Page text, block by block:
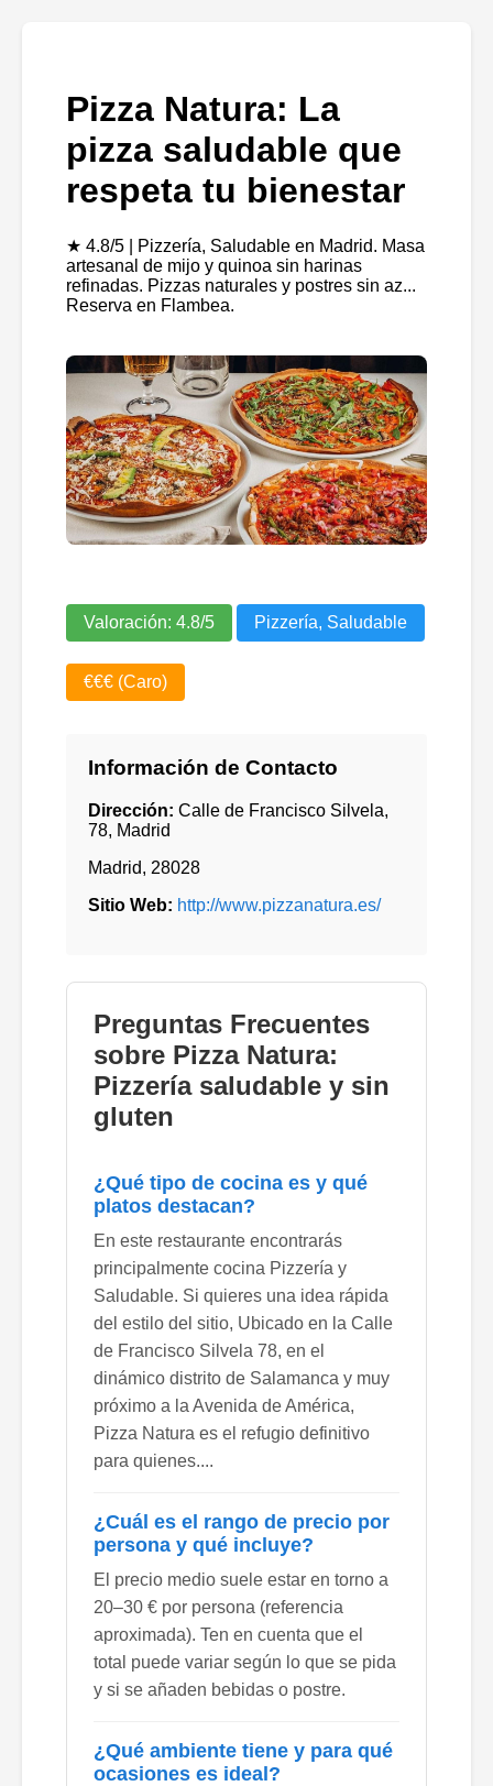
Pizza Natura: La
pizza saludable que
respeta tu bienestar
★ 4.8/5 | Pizzería, Saludable en Madrid. Masa
artesanal de mijo y quinoa sin harinas
refinadas. Pizzas naturales y postres sin az...
Reserva en Flambea.
Valoración: 4.8/5 Pizzería, Saludable
€€€ (Caro)
Información de Contacto
Dirección: Calle de Francisco Silvela,
78, Madrid
Madrid, 28028
Sitio Web: http://www.pizzanatura.es/
Preguntas Frecuentes
sobre Pizza Natura:
Pizzería saludable y sin
gluten
¿Qué tipo de cocina es y qué
platos destacan?
En este restaurante encontrarás
principalmente cocina Pizzería y
Saludable. Si quieres una idea rápida
del estilo del sitio, Ubicado en la Calle
de Francisco Silvela 78, en el
dinámico distrito de Salamanca y muy
próximo a la Avenida de América,
Pizza Natura es el refugio definitivo
para quienes....
¿Cuál es el rango de precio por
persona y qué incluye?
El precio medio suele estar en torno a
20–30 € por persona (referencia
aproximada). Ten en cuenta que el
total puede variar según lo que se pida
y si se añaden bebidas o postre.
¿Qué ambiente tiene y para qué
ocasiones es ideal?